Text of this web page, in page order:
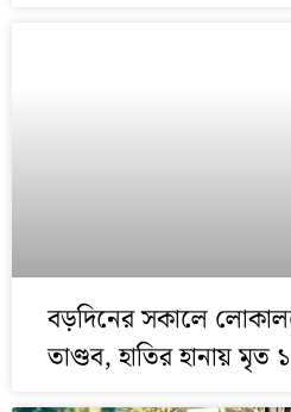
বড়দিনের সকালে
তাণ্ডব, হাতির হানায়